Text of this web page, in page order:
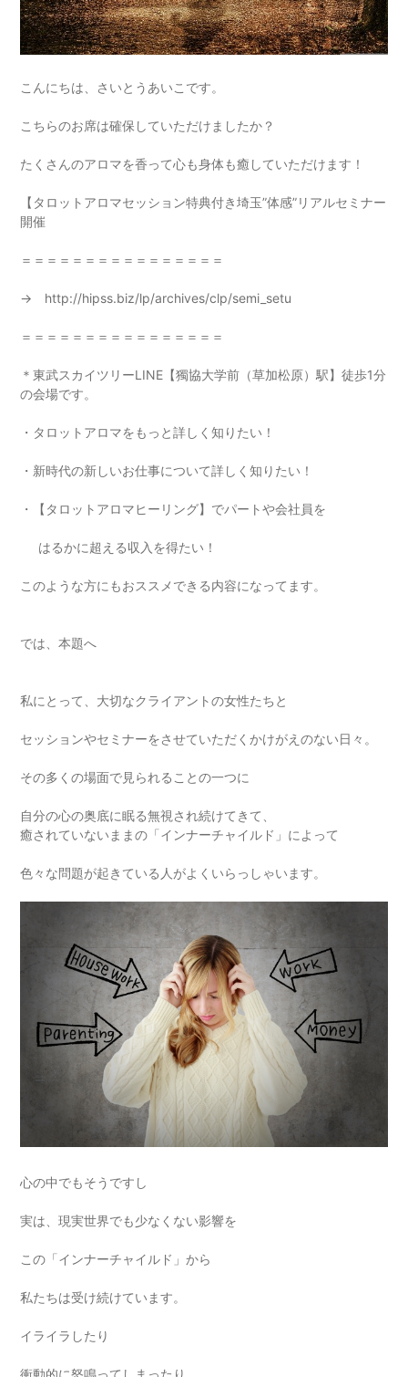
こんにちは、さいとうあいこです。
こちらのお席は確保していただけましたか？
たくさんのアロマを香って心も身体も癒していただけます！
【タロットアロマセッション特典付き埼玉”体感”リアルセミナー
開催
＝＝＝＝＝＝＝＝＝＝＝＝＝＝＝＝
→ http://hipss.biz/lp/archives/clp/semi_setu
＝＝＝＝＝＝＝＝＝＝＝＝＝＝＝＝
＊東武スカイツリーLINE【獨協大学前（草加松原）駅】徒歩1分
の会場です。
・タロットアロマをもっと詳しく知りたい！
・新時代の新しいお仕事について詳しく知りたい！
・【タロットアロマヒーリング】でパートや会社員を
はるかに超える収入を得たい！
このような方にもおススメできる内容になってます。
では、本題へ
私にとって、大切なクライアントの女性たちと
セッションやセミナーをさせていただくかけがえのない日々。
その多くの場面で見られることの一つに
自分の心の奥底に眠る無視され続けてきて、
癒されていないままの「インナーチャイルド」によって
色々な問題が起きている人がよくいらっしゃいます。
心の中でもそうですし
実は、現実世界でも少なくない影響を
この「インナーチャイルド」から
私たちは受け続けています。
イライラしたり
衝動的に怒鳴ってしまったり